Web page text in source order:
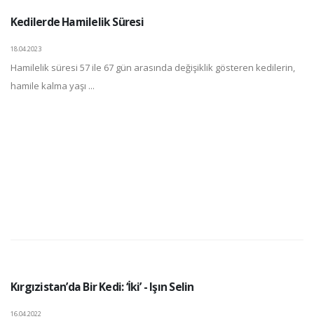
Kedilerde Hamilelik Süresi
18.04.2023
Hamilelik süresi 57 ile 67 gün arasında değişiklik gösteren kedilerin,
hamile kalma yaşı ...
Kırgızistan’da Bir Kedi: ‘İki’ - Işın Selin
16.04.2022